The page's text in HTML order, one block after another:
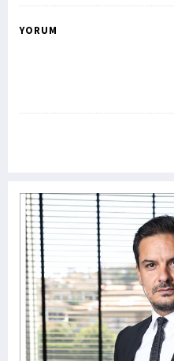
YORUM